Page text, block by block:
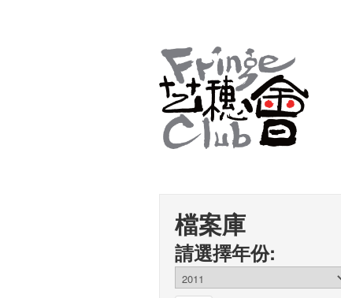
檔案庫
請選擇年份: